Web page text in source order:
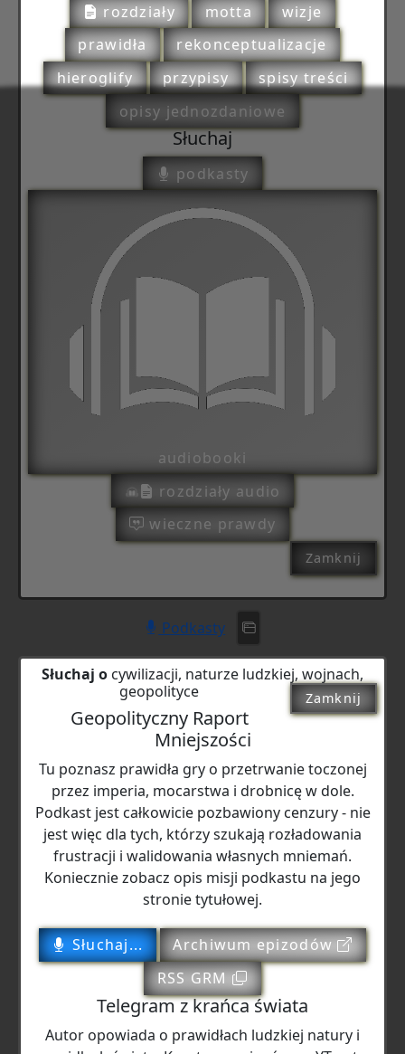
rozdziały motta
wizje
prawidła
rekonceptualizacje
hieroglify
przypisy
spisy treści
opisy jednozdaniowe
Słuchaj
podkasty
audiobooki
rozdziały audio
wieczne prawdy
Zamknij
Podkasty
Słuchaj o cywilizacji, naturze ludzkiej, wojnach,
geopolityce
Zamknij
Geopolityczny Raport
Mniejszości
Tu poznasz prawidła gry o przetrwanie toczonej
przez imperia, mocarstwa i drobnicę w dole.
Podkast jest całkowicie pozbawiony cenzury - nie
jest więc dla tych, którzy szukają rozładowania
frustracji i walidowania własnych mniemań.
Koniecznie zobacz opis misji podkastu na jego
stronie tytułowej.
Słuchaj...
Archiwum epizodów
RSS GRM
Telegram z krańca świata
Autor opowiada o prawidłach ludzkiej natury i